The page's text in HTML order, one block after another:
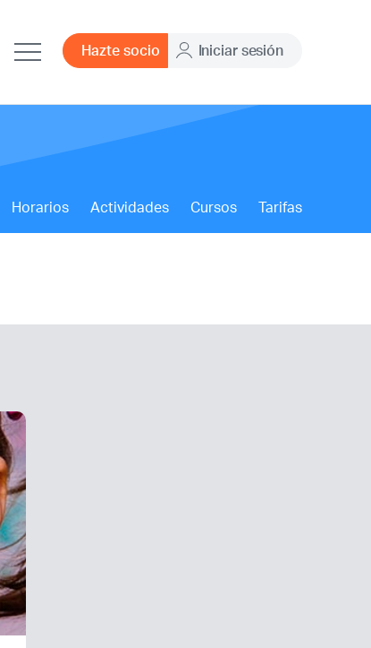
Hazte socio Iniciar sesión
Horarios Actividades Cursos Tarifas